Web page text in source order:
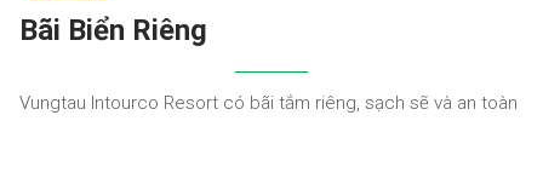
Bãi Biển Riêng
Vungtau Intourco Resort có bãi tắm riêng, sạch sẽ và an toàn